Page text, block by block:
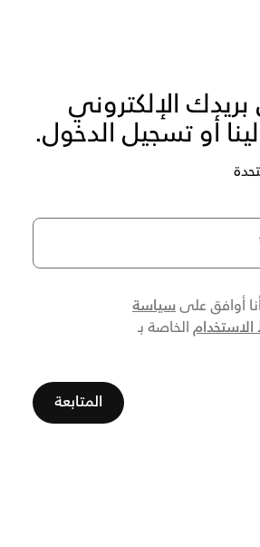
الإلكتروني
أو تسجيل الدخول.
أوافق علىسياسة
الخاصة بـ
المتابعة